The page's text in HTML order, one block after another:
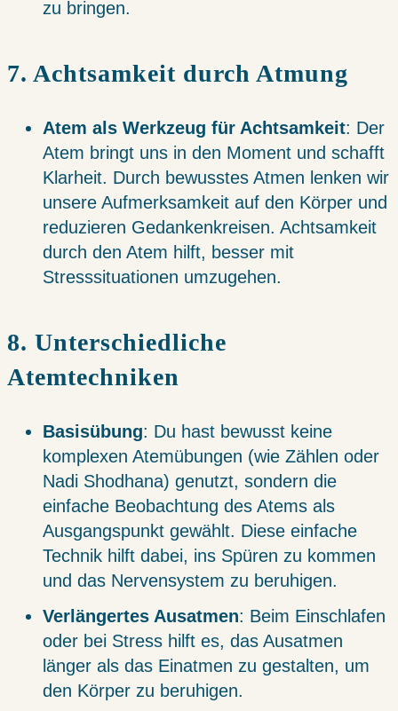
zu bringen.
7. Achtsamkeit durch Atmung
Atem als Werkzeug für Achtsamkeit: Der
Atem bringt uns in den Moment und schafft
Klarheit. Durch bewusstes Atmen lenken wir
unsere Aufmerksamkeit auf den Körper und
reduzieren Gedankenkreisen. Achtsamkeit
durch den Atem hilft, besser mit
Stresssituationen umzugehen.
8. Unterschiedliche
Atemtechniken
Basisübung: Du hast bewusst keine
komplexen Atemübungen (wie Zählen oder
Nadi Shodhana) genutzt, sondern die
einfache Beobachtung des Atems als
Ausgangspunkt gewählt. Diese einfache
Technik hilft dabei, ins Spüren zu kommen
und das Nervensystem zu beruhigen.
Verlängertes Ausatmen: Beim Einschlafen
oder bei Stress hilft es, das Ausatmen
länger als das Einatmen zu gestalten, um
den Körper zu beruhigen.